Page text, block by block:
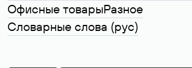
Офисные товарыРазное
Словарные слова (рус)